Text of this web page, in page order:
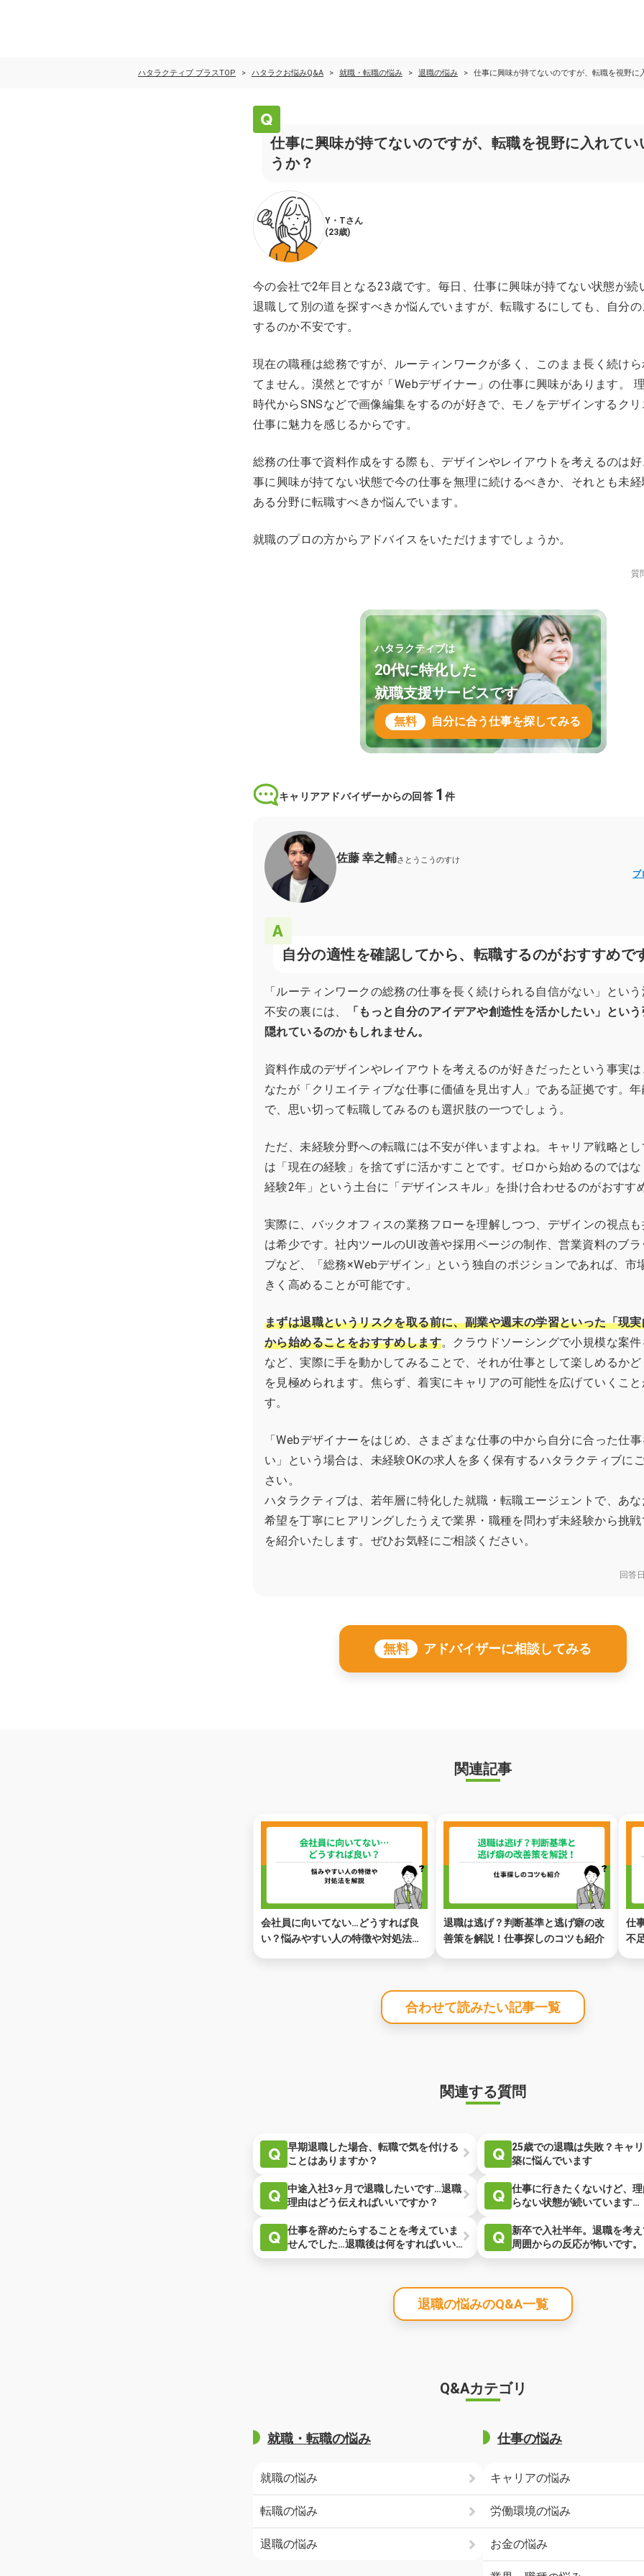
ハタラクティブ プラスTOP ハタラクお悩みQ&A 就職・転職の悩み 退職の悩み 仕事に興味が持てないのですが、転職を視野に
仕事に興味が持てないのですが、転職を視野に入れてい
うか？
Y・Tさん
(23歳)
今の会社で2年目となる23歳です。毎日、仕事に興味が持てない状態が続
退職して別の道を探すべきか悩んでいますが、転職するにしても、自分
するのか不安です。
現在の職種は総務ですが、ルーティンワークが多く、このまま長く続け
てません。漠然とですが「Webデザイナー」の仕事に興味があります。
時代からSNSなどで画像編集をするのが好きで、モノをデザインするク
仕事に魅力を感じるからです。
総務の仕事で資料作成をする際も、デザインやレイアウトを考えるのは
事に興味が持てない状態で今の仕事を無理に続けるべきか、それとも未
ある分野に転職すべきか悩んでいます。
就職のプロの方からアドバイスをいただけますでしょうか。
質
ハタラクティブは
20代に特化した
就職支援サービスです
無料 自分に合う仕事を探してみる
キャリアアドバイザーからの回答 1 件
佐藤 幸之輔さとうこうのすけ
プ
自分の適性を確認してから、転職するのがおすすめで
「ルーティンワークの総務の仕事を長く続けられる自信がない」とい
不安の裏には、
「もっと自分のアイデアや創造性を活かしたい」とい
隠れているのかもしれません。
資料作成のデザインやレイアウトを考えるのが好きだったという事実
なたが「クリエイティブな仕事に価値を見出す人」である証拠です。
で、思い切って転職してみるのも選択肢の一つでしょう。
ただ、未経験分野への転職には不安が伴いますよね。キャリア戦略と
は「現在の経験」を捨てずに活かすことです。ゼロから始めるのでは
経験2年」という土台に「デザインスキル」を掛け合わせるのがおすす
実際に、バックオフィスの業務フローを理解しつつ、デザインの視点
は希少です。社内ツールのUI改善や採用ページの制作、営業資料のブラ
プなど、「総務×Webデザイン」という独自のポジションであれば、市
きく高めることが可能です。
まずは退職というリスクを取る前に、副業や週末の学習といった「現
から始めることをおすすめします。クラウドソーシングで小規模な案件
など、実際に手を動かしてみることで、それが仕事として楽しめるか
を見極められます。焦らず、着実にキャリアの可能性を広げていくこ
す。
「Webデザイナーをはじめ、さまざまな仕事の中から自分に合った仕
い」という場合は、未経験OKの求人を多く保有するハタラクティブに
さい。
ハタラクティブは、若年層に特化した就職・転職エージェントで、あ
希望を丁寧にヒアリングしたうえで業界・職種を問わず未経験から挑
を紹介いたします。ぜひお気軽にご相談ください。
回答
無料 アドバイザーに相談してみる
関連記事
会社員に向いてない…どうすれば良
い？悩みやすい人の特徴や対処法を
退職は逃げ？判断基準と逃げ癖の改
善策を解説！仕事探しのコツも紹介
仕
不
合わせて読みたい記事一覧
関連する質問
Q
早期退職した場合、転職で気を付ける
ことはありますか？
Q
25歳での退職は失敗？キャ
築に悩んでいます
Q
中途入社3ヶ月で退職したいです…退職
理由はどう伝えればいいですか？
Q
仕事に行きたくないけど、
らない状態が続いています…
Q
仕事を辞めたらすることを考えていま
せんでした…退職後は何をすればいい
ですか？
Q
新卒で入社半年。退職を考
周囲からの反応が怖いです。
退職の悩みのQ&A一覧
Q&Aカテゴリ
就職・転職の悩み
就職の悩み
転職の悩み
退職の悩み
仕事の悩み
キャリアの悩み
労働環境の悩み
お金の悩み